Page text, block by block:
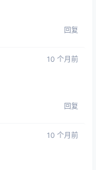
回复
10 个月前
回复
10 个月前